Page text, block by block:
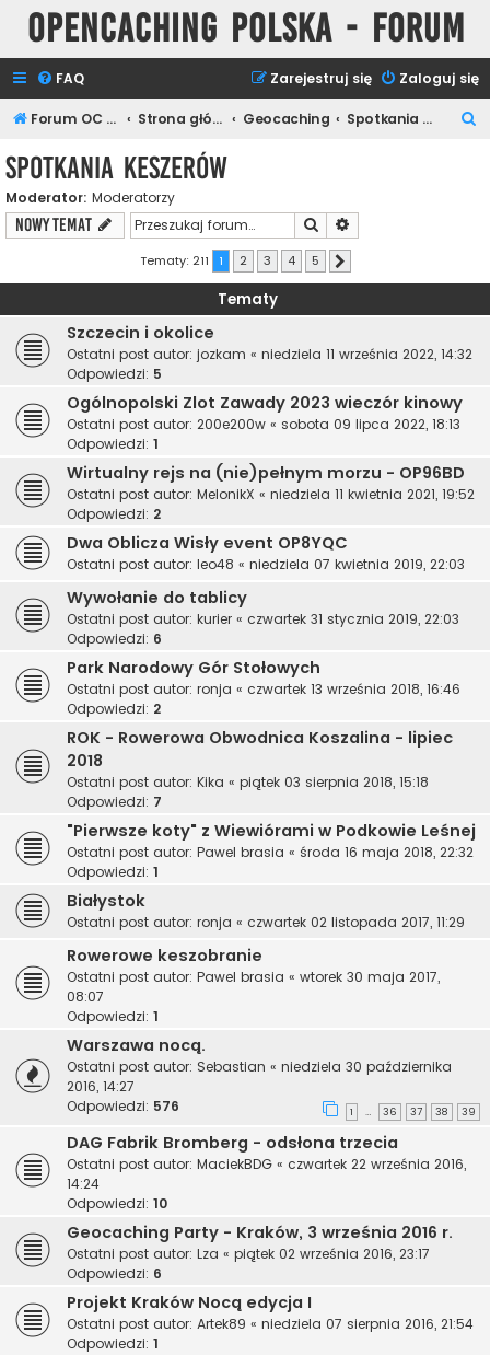
Opencaching Polska - Forum
FAQ Zaloguj się
Zarejestruj się
Forum OC PL Strona główna Geocaching Spotkania Keszerów
Spotkania Keszerów
Moderator: Moderatorzy
NOWY TEMAT Szukaj
Tematy: 211 1 2 3 4 5
Tematy
Szczecin i okolice
Ostatni post autor: jozkam « niedziela 11 września 2022, 14:32
Odpowiedzi: 5
Ogólnopolski Zlot Zawady 2023 wieczór kinowy
Ostatni post autor: 200e200w « sobota 09 lipca 2022, 18:13
Odpowiedzi: 1
Wirtualny rejs na (nie)pełnym morzu - OP96BD
Ostatni post autor: MelonikX « niedziela 11 kwietnia 2021, 19:52
Odpowiedzi: 2
Dwa Oblicza Wisły event OP8YQC
Ostatni post autor: leo48 « niedziela 07 kwietnia 2019, 22:03
Wywołanie do tablicy
Ostatni post autor: kurier « czwartek 31 stycznia 2019, 22:03
Odpowiedzi: 6
Park Narodowy Gór Stołowych
Ostatni post autor: ronja « czwartek 13 września 2018, 16:46
Odpowiedzi: 2
ROK - Rowerowa Obwodnica Koszalina - lipiec
2018
Ostatni post autor: Kika « piątek 03 sierpnia 2018, 15:18
Odpowiedzi: 7
"Pierwsze koty" z Wiewiórami w Podkowie Leśnej
Ostatni post autor: Pawel brasia « środa 16 maja 2018, 22:32
Odpowiedzi: 1
Białystok
Ostatni post autor: ronja « czwartek 02 listopada 2017, 11:29
Rowerowe keszobranie
Ostatni post autor: Pawel brasia « wtorek 30 maja 2017,
08:07
Odpowiedzi: 1
Warszawa nocą.
Ostatni post autor: Sebastian « niedziela 30 października
2016, 14:27
Odpowiedzi: 576 1 … 36 37 38 39
DAG Fabrik Bromberg - odsłona trzecia
Ostatni post autor: MaciekBDG « czwartek 22 września 2016,
14:24
Odpowiedzi: 10
Geocaching Party - Kraków, 3 września 2016 r.
Ostatni post autor: Lza « piątek 02 września 2016, 23:17
Odpowiedzi: 6
Projekt Kraków Nocą edycja I
Ostatni post autor: Artek89 « niedziela 07 sierpnia 2016, 21:54
Odpowiedzi: 1